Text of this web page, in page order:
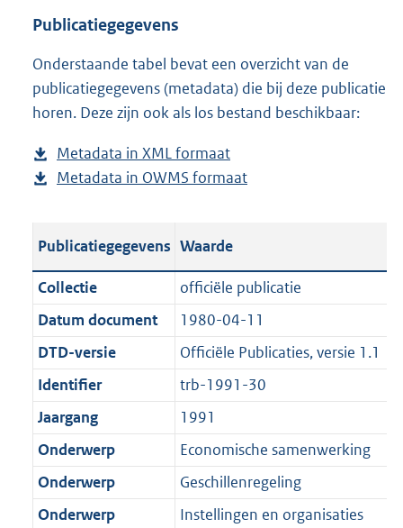
n
o
a
d
u
b
i
a
t
i
e
i
f
o
r
m
t
n
d
s
r
o
t
e
1
9
4
b
w
l
o
a
p
u
l
c
a
t
i
e
n
f
o
s
a
n
d
g
r
o
t
e
:
0
K
Publicatiegegevens
Onderstaande tabel bevat een overzicht van de
publicatiegegevens (metadata) die bij deze publicatie
horen. Deze zijn ook als los bestand beschikbaar:
Metadata in XML formaat
e
a
n
d
s
g
r
o
t
t
e
:
Metadata in OWMS formaat
a
n
d
s
g
r
o
t
t
e
Publicatiegegevens Waarde
Collectie
officiële publicatie
Datum document
1980-04-11
DTD-versie
Officiële Publicaties, versie 1.1
Identifier
trb-1991-30
Jaargang
1991
Onderwerp
Economische samenwerking
Onderwerp
Geschillenregeling
Onderwerp
Instellingen en organisaties